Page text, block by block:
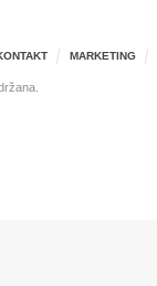
MARKETING